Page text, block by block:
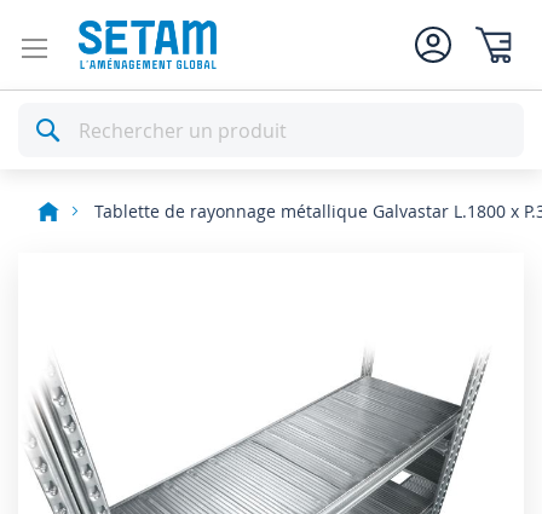
Rechercher
Tablette de rayonnage métallique Galvastar L.1800 x
the
images
gallery